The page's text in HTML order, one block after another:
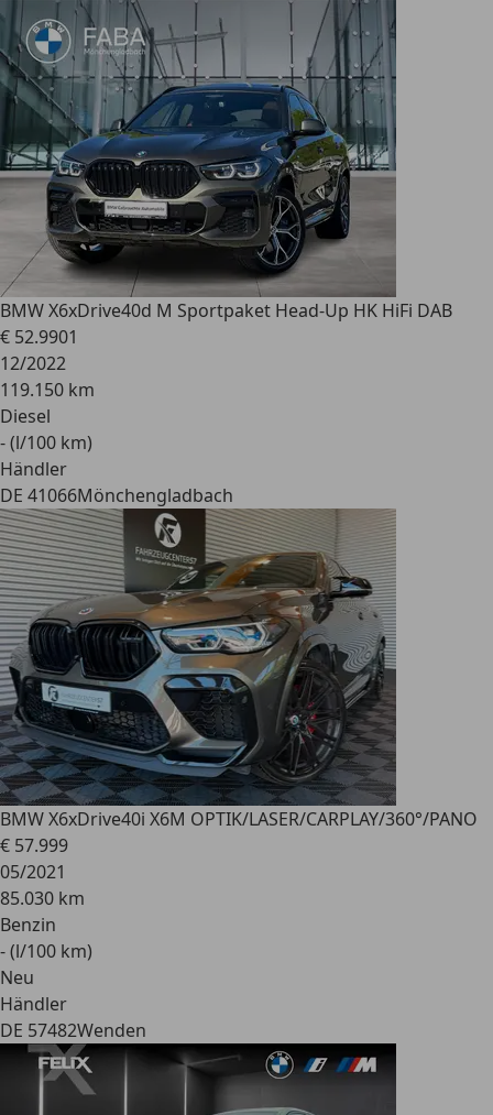
BMW X6xDrive40d M Sportpaket Head-Up HK HiFi DAB
€ 52.9901
12/2022
119.150 km
Diesel
- (l/100 km)
Händler
DE 41066Mönchengladbach
BMW X6xDrive40i X6M OPTIK/LASER/CARPLAY/360°/PANO
€ 57.999
05/2021
85.030 km
Benzin
- (l/100 km)
Neu
Händler
DE 57482Wenden